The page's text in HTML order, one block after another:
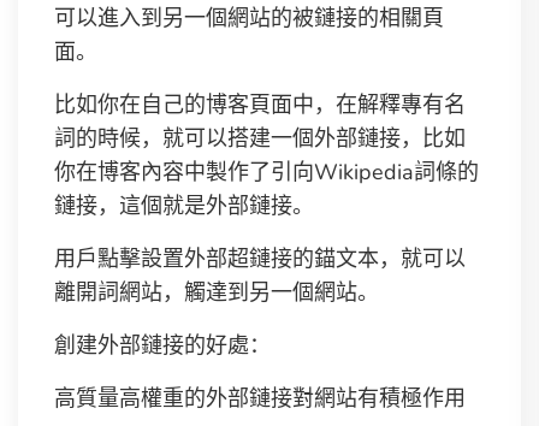
可以進入到另一個網站的被鏈接的相關頁
面。
比如你在自己的博客頁面中，在解釋專有名
詞的時候，就可以搭建一個外部鏈接，比如
你在博客內容中製作了引向Wikipedia詞條的
鏈接，這個就是外部鏈接。
用戶點擊設置外部超鏈接的錨文本，就可以
離開詞網站，觸達到另一個網站。
創建外部鏈接的好處：
高質量高權重的外部鏈接對網站有積極作用